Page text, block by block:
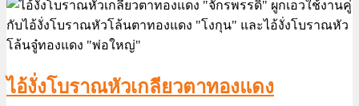
ไอ้งั่งโบราณหัวเกลียวตาทองแดง